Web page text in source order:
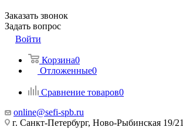
Заказать звонок
Задать вопрос
Войти
Корзина0
Отложенные0
Сравнение товаров0
online@sefi-spb.ru
г. Санкт-Петербург, Ново-Рыбинская 19/21